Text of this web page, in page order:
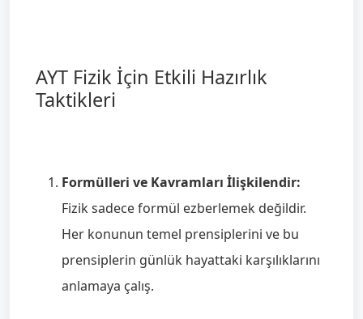
AYT Fizik İçin Etkili Hazırlık
Taktikleri
Formülleri ve Kavramları İlişkilendir:
Fizik sadece formül ezberlemek değildir.
Her konunun temel prensiplerini ve bu
prensiplerin günlük hayattaki karşılıklarını
anlamaya çalış.